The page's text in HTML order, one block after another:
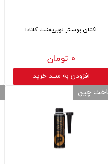
اکتان بوستر لوبریفنت کانادا
۰ تومان
افزودن به سبد خرید
چین